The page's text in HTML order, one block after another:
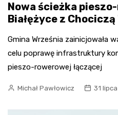
Nowa ścieżka
Białężyce z Chociczą
Gmina Września zainicjowała
celu poprawę infrastruktury
pieszo-rowerowej łączącej
Michał Pawłowicz 31